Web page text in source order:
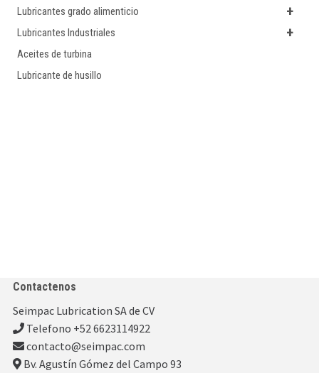
+
Lubricantes grado alimenticio
+
Lubricantes Industriales
Aceites de turbina
Lubricante de husillo
Contactenos
Seimpac Lubrication SA de CV
Telefono +52 6623114922
contacto@seimpac.com
Bv. Agustín Gómez del Campo 93